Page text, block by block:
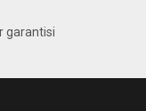
garantisi